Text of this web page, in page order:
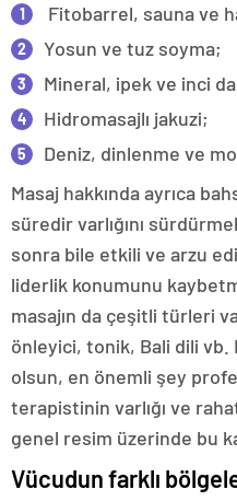
Fitobarrel, sauna ve
Yosun ve tuz soyma;
Mineral, ipek ve inci
Hidromasajlı jakuzi;
Deniz, dinlenme ve
Masaj hakkında ayrıca
süredir varlığını
sonra bile etkili ve arzu
liderlik konumunu
masajın da çeşitli türleri
önleyici, tonik, Bali dili vb.
olsun, en önemli şey
terapistinin varlığı ve
genel resim üzerinde bu
Vücudun farklı